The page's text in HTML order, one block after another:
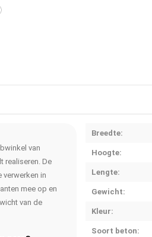
van
realiseren. De
in
mee op en
van de
Breedte:
Hoogte:
Lengte:
Gewicht:
Kleur:
Soort beton: